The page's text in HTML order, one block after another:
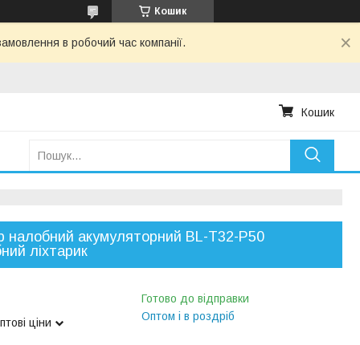
Кошик
в робочий час компанії.
Кошик
налобний акумуляторний BL-T32-P50
ліхтарик
ціни
Готово до відправки
Оптом і в роздріб